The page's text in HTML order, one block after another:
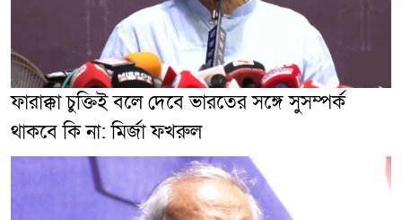
ফারাক্কা চুক্তিই বলে দেবে ভারতের সঙ্গে সুসম্পর্ক
থাকবে কি না: মির্জা ফখরুল